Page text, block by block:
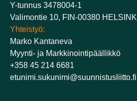
Y-tunnus 3478004-1
Valimontie 10, FIN-00380 HELSINKI
Yhteistyö:
Marko Kantaneva
Myynti- ja Markkinointipäällikkö
+358 45 214 6681
etunimi.sukunimi@suunnistusliitto.fi